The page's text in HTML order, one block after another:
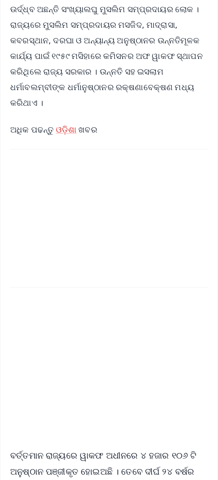
ଉର୍ଦ୍ଧ୍ବ ଅଛନ୍ତି ସଂଖ୍ୟାଲଘୁ ମୁସଲିମ ସମ୍ପ୍ରଦାୟର ଲୋକ ।
ରାଜ୍ୟରେ ମୁସଲିମ ସମ୍ପ୍ରଦାୟର ମସଜିଦ, ମାଦ୍ରାସା,
କବରସ୍ଥାନ, ଦରଘା ଓ ଅନ୍ୟାନ୍ୟ ଅନୁଷ୍ଠାନର ଉନ୍ନତିମୂଳକ
କାର୍ଯ୍ୟ ପାଇଁ ୧୯୫୯ ମସିହାରେ କମିସନର ଅଫ ୱାକଫ ସ୍ଥାପନ
କରିଥିଲେ ରାଜ୍ୟ ସରକାର । ଉନ୍ନତି ସହ ଇସଲାମ
ଧର୍ମାବଲମ୍ବୀଙ୍କ ଧର୍ମାନୁଷ୍ଠାନର ରକ୍ଷଣାବେକ୍ଷଣ ମଧ୍ୟ
କରିଥାଏ ।
ଅଧିକ ପଢନ୍ତୁ ଓଡ଼ିଶା ଖବର
ବର୍ତ୍ତମାନ ରାଜ୍ୟରେ ୱାକଫ ଅଧୀନରେ ୪ ହଜାର ୧୦୬ ଟି
ଅନୁଷ୍ଠାନ ପଞ୍ଜୀକୃତ ହୋଇଅଛି । ତେବେ ଦୀର୍ଘ ୨୪ ବର୍ଷର